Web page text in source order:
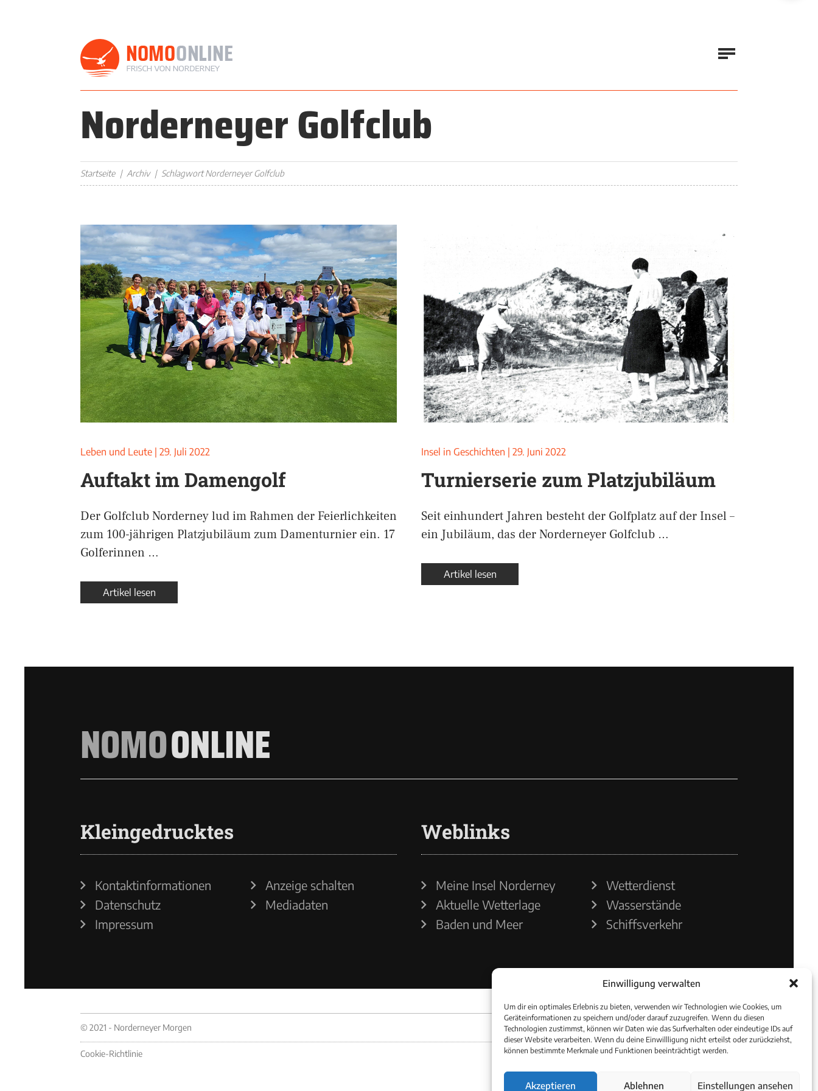
Einwilligung verwalten
Um dir ein optimales Erlebnis zu bieten, verwenden wir Technologien wie Cookies, um
Geräteinformationen zu speichern und/oder darauf zuzugreifen. Wenn du diesen
Technologien zustimmst, können wir Daten wie das Surfverhalten oder eindeutige IDs auf
dieser Website verarbeiten. Wenn du deine Einwillligung nicht erteilst oder zurückziehst,
können bestimmte Merkmale und Funktionen beeinträchtigt werden.
Akzeptieren Ablehnen Einstellungen ansehen
Norderneyer Golfclub
Startseite Archiv Schlagwort Norderneyer Golfclub
Leben und Leute 29. Juli 2022
Auftakt im Damengolf
Der Golfclub Norderney lud im Rahmen der Feierlichkeiten
zum 100-jährigen Platzjubiläum zum Damenturnier ein. 17
Golferinnen …
Artikel lesen
Insel in Geschichten 29. Juni 2022
Turnierserie zum Platzjubiläum
Seit einhundert Jahren besteht der Golfplatz auf der Insel –
ein Jubiläum, das der Norderneyer Golfclub …
Artikel lesen
NOMOONLINE
Kleingedrucktes
Kontaktinformationen
Datenschutz
Impressum
Anzeige schalten
Mediadaten
Weblinks
Meine Insel Norderney
Aktuelle Wetterlage
Baden und Meer
Wetterdienst
Wasserstände
Schiffsverkehr
© 2021 - Norderneyer Morgen
Cookie-Richtlinie